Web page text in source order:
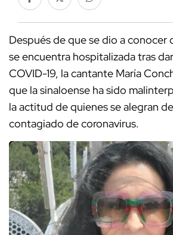
Después de que se dio a conocer
se encuentra hospitalizada tras
COVID-19, la cantante María
que la sinaloense ha sido
la actitud de quienes se alegran
contagiado de coronavirus.